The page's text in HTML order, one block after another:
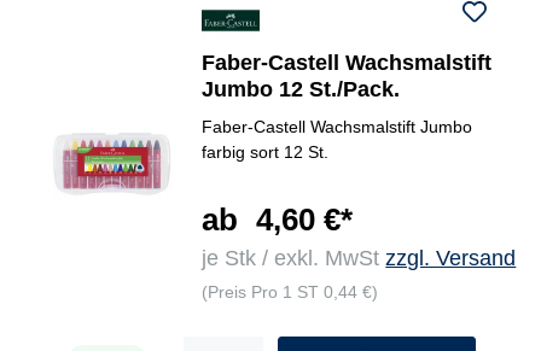
Faber-Castell Wachsmalstift
Jumbo 12 St./Pack.
Faber-Castell Wachsmalstift Jumbo
farbig sort 12 St.
ab 4,60 €*
je Stk / exkl. MwStzzgl. Versand
(Preis Pro 1 ST 0,44 €)